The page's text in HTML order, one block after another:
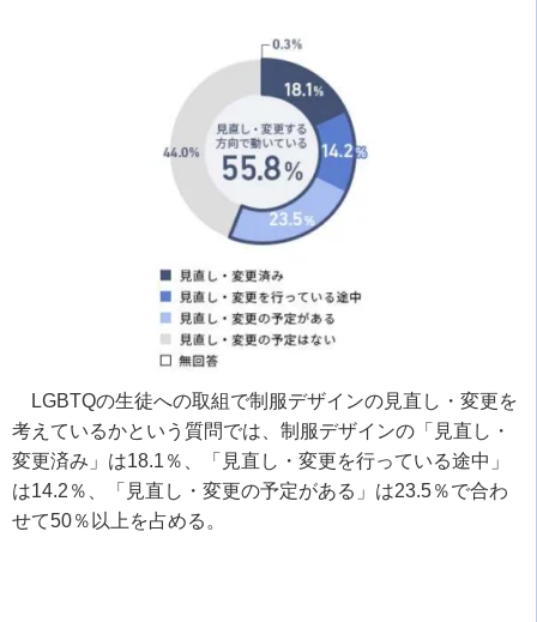
LGBTQの生徒への取組で制服デザインの見直し・変更を
考えているかという質問では、制服デザインの「見直し・
変更済み」は18.1 ％、「見直し・変更を行っている途中」
は14.2 ％、「見直し・変更の予定がある」は23.5％で合わ
せて50％以上を占める。